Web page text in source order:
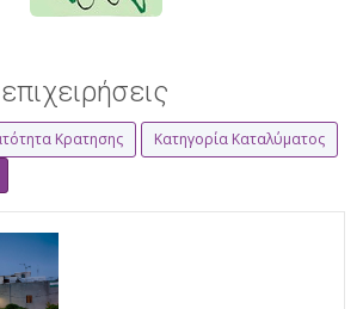
Κρατησης
Κατηγορία Καταλύματος